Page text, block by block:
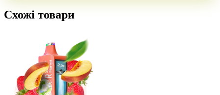
Схожі товари